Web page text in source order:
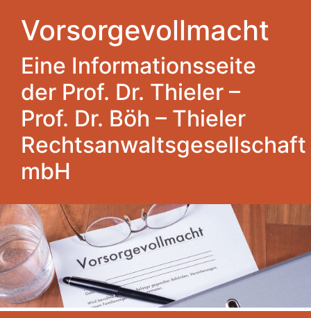
Vorsorgevollmacht
Eine Informationsseite
der Prof. Dr. Thieler –
Prof. Dr. Böh – Thieler
Rechtsanwaltsgesellschaft
mbH